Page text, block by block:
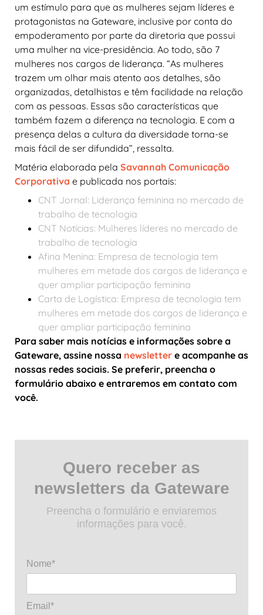
um estímulo para que as mulheres sejam líderes e
protagonistas na Gateware, inclusive por conta do
empoderamento por parte da diretoria que possui
uma mulher na vice-presidência. Ao todo, são 7
mulheres nos cargos de liderança. “As mulheres
trazem um olhar mais atento aos detalhes, são
organizadas, detalhistas e têm facilidade na relação
com as pessoas. Essas são características que
também fazem a diferença na tecnologia. E com a
presença delas a cultura da diversidade torna-se
mais fácil de ser difundida”, ressalta.
Matéria elaborada pela Savannah Comunicação
Corporativa e publicada nos portais:
CNT Jornal: Liderança feminina no mercado de
trabalho de tecnologia
CNT Notícias: Mulheres líderes no mercado de
trabalho de tecnologia
Afina Menina: Empresa de tecnologia tem
mulheres em metade dos cargos de liderança e
quer ampliar participação feminina
Carta de Logística: Empresa de tecnologia tem
mulheres em metade dos cargos de liderança e
quer ampliar participação feminina
Para saber mais notícias e informações sobre a
Gateware, assine nossa newsletter e acompanhe as
nossas redes sociais. Se preferir, preencha o
formulário abaixo e entraremos em contato com
você.
Quero receber as
newsletters da Gateware
Preencha o formulário e enviaremos
informações para você.
Nome*
Email*